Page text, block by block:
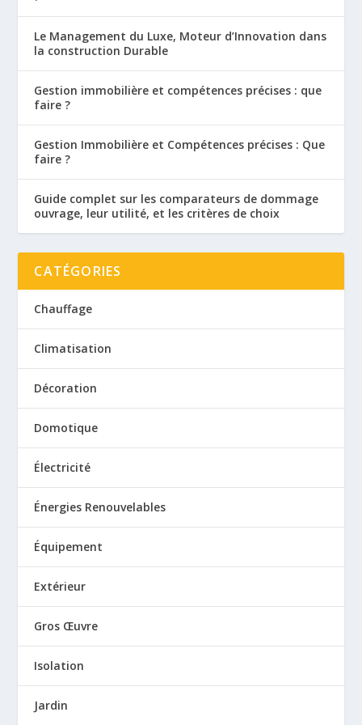
Le Management du Luxe, Moteur d’Innovation dans
la construction Durable
Gestion immobilière et compétences précises : que
faire ?
Gestion Immobilière et Compétences précises : Que
faire ?
Guide complet sur les comparateurs de dommage
ouvrage, leur utilité, et les critères de choix
CATÉGORIES
Chauffage
Climatisation
Décoration
Domotique
Électricité
Énergies Renouvelables
Équipement
Extérieur
Gros Œuvre
Isolation
Jardin